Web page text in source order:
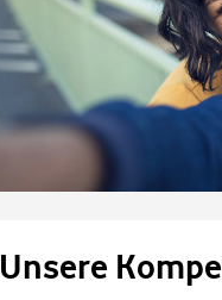
Unsere